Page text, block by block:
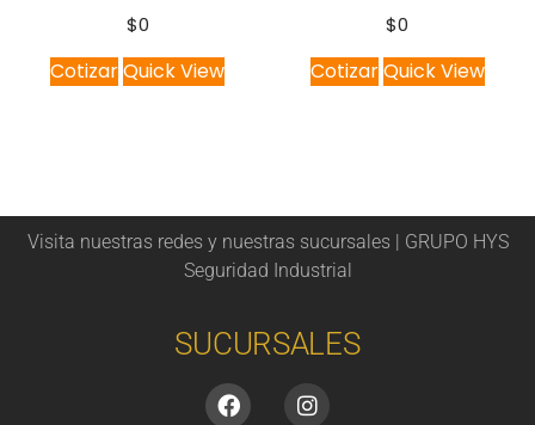
$0
CotizarQuick View
$0
CotizarQuick View
Visita nuestras redes y nuestras sucursales | GRUPO HYS
Seguridad Industrial
SUCURSALES